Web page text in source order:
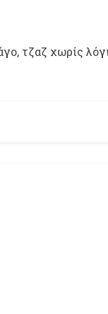
τζαζ χωρίς